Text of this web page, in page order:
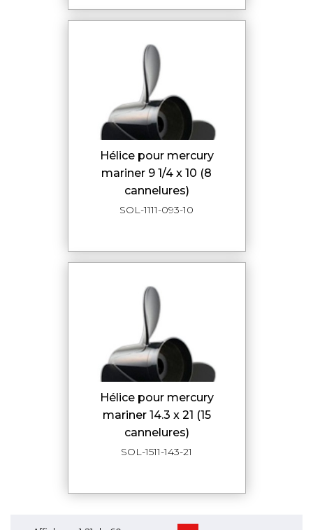
hélice pour mercury
mariner 9 1/4 x 10 (8
cannelures)
SOL-1111-093-10
hélice pour mercury
mariner 14.3 x 21 (15
cannelures)
SOL-1511-143-21